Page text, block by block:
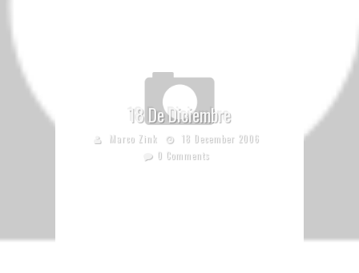
18 De Diciembre
Marco Zink
18 December 2006
0 Comments